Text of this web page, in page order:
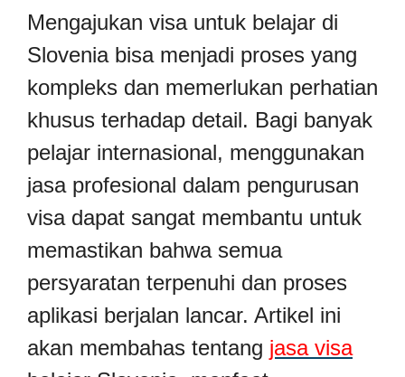
Mengajukan visa untuk belajar di
Slovenia bisa menjadi proses yang
kompleks dan memerlukan perhatian
khusus terhadap detail. Bagi banyak
pelajar internasional, menggunakan
jasa profesional dalam pengurusan
visa dapat sangat membantu untuk
memastikan bahwa semua
persyaratan terpenuhi dan proses
aplikasi berjalan lancar. Artikel ini
akan membahas tentang jasa visa